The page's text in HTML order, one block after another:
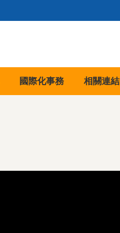
國際化事務 相關連結